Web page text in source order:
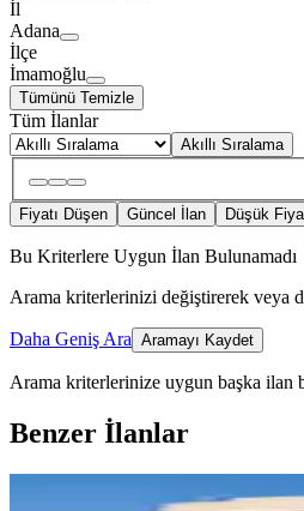
İl
Adana
İlçe
İmamoğlu
Tümünü Temizle
Tüm İlanlar
Akıllı Sıralama
Fiyatı Düşen Güncel İlan Düşük
Bu Kriterlere Uygun İlan Bulunamadı
Arama kriterlerinizi değiştirerek veya
Daha Geniş Ara Aramayı Kaydet
Arama kriterlerinize uygun başka ilan
Benzer İlanlar